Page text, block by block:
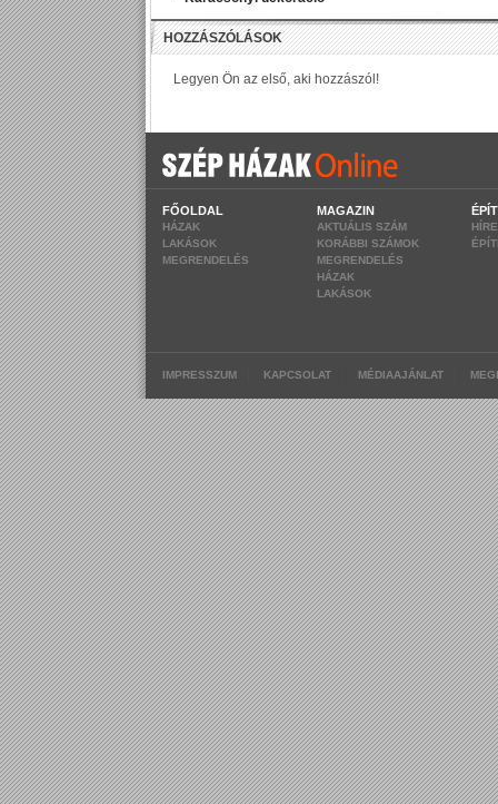
FŐOLDAL
HÁZAK
LAKÁSOK
MEGRENDELÉS
MAGAZIN
AKTUÁLIS SZÁM
KORÁBBI SZÁMOK
MEGRENDELÉS
HÁZAK
LAKÁSOK
IMPRESSZUM KAPCSOLAT MÉDIAAJÁNLAT